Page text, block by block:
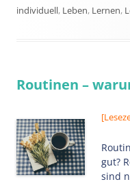
individuell, Leben, Lernen,
Routinen –
gut?
sind